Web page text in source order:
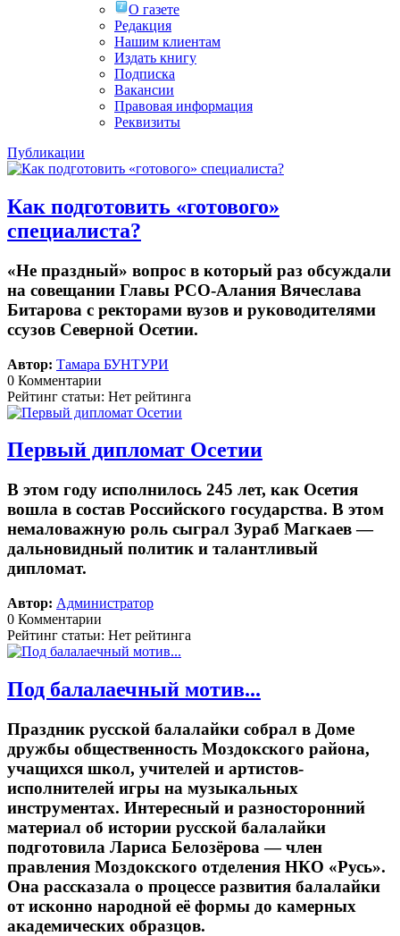
О газете
Редакция
Нашим клиентам
Издать книгу
Подписка
Вакансии
Правовая информация
Реквизиты
Публикации
Как подготовить «готового»
специалиста?
«Не праздный» вопрос в который раз обсуждали
на совещании Главы РСО-Алания Вячеслава
Битарова с ректорами вузов и руководителями
ссузов Северной Осетии.
Автор: Тамара БУНТУРИ
0 Комментарии
Рейтинг статьи: Нет рейтинга
Первый дипломат Осетии
В этом году исполнилось 245 лет, как Осетия
вошла в состав Российского государства. В этом
немаловажную роль сыграл Зураб Магкаев —
дальновидный политик и талантливый
дипломат.
Автор: Администратор
0 Комментарии
Рейтинг статьи: Нет рейтинга
Под балалаечный мотив...
Праздник русской балалайки собрал в Доме
дружбы общественность Моздокского района,
учащихся школ, учителей и артистов-
исполнителей игры на музыкальных
инструментах. Интересный и разносторонний
материал об истории русской балалайки
подготовила Лариса Белозёрова — член
правления Моздокского отделения НКО «Русь».
Она рассказала о процессе развития балалайки
от исконно народной её формы до камерных
академических образцов.